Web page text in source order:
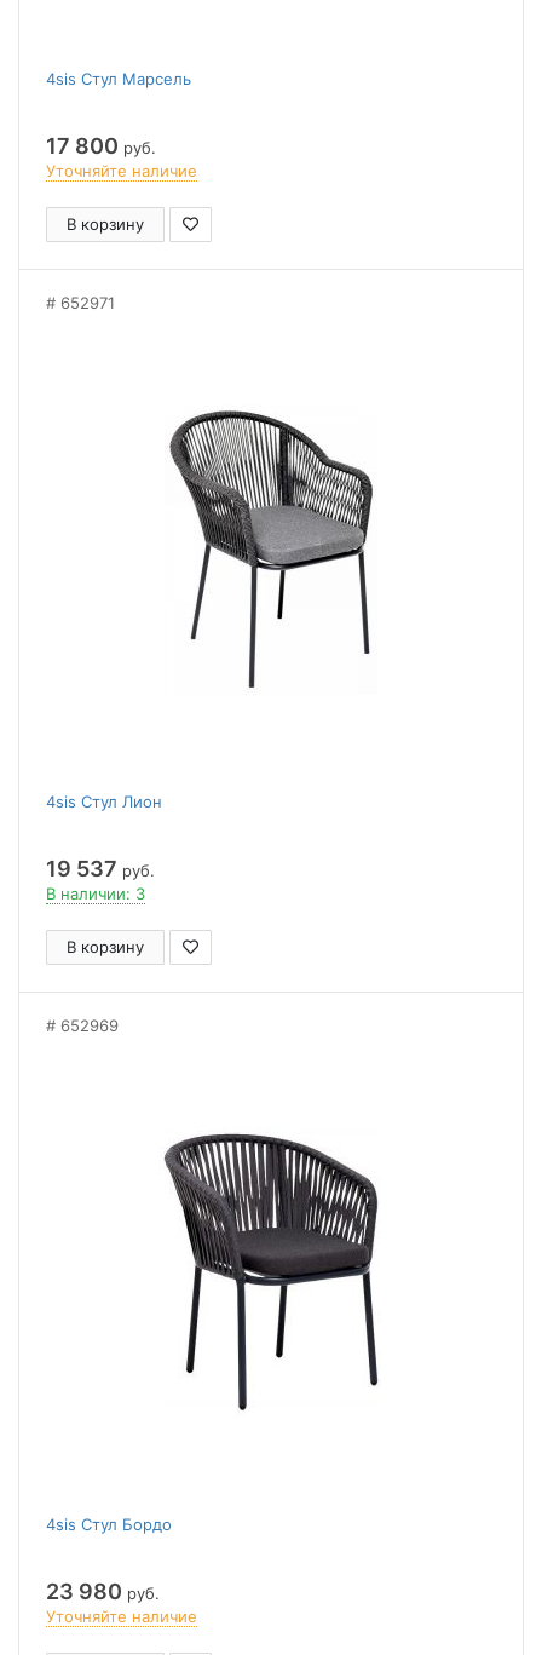
4sis Стул Марсель
17 800 руб.
Уточняйте наличие
В корзину
652971
4sis Стул Лион
19 537 руб.
В наличии: 3
В корзину
652969
4sis Стул Бордо
23 980 руб.
Уточняйте наличие